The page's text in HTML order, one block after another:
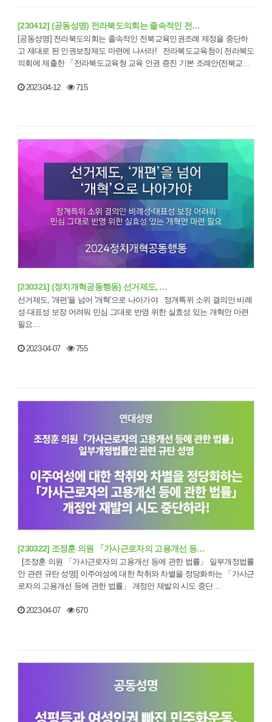
[230412] (공동성명) 전라북도의회는 졸속적인 전…
[공동성명] 전라북도의회는 졸속적인 전북교육인권조례 제정을 중단하
고 제대로 된 인권보장제도 마련에 나서라! 전라북도교육청이 전라북도
의회에 제출한 「전라북도교육청 교육 인권 증진 기본 조례안(전북교육
2023-04-12
715
[230321] (정치개혁공동행동) 선거제도, …
선거제도, '개편'을 넘어 '개혁'으로 나아가야 정개특위 소위 결의안 비례
성·대표성 보장 어려워 민심 그대로 반영 위한 실효성 있는 개혁안 마련
필요…
2023-04-07 755
[230322] 조정훈 의원 「가사근로자의 고용개선 등…
안 관련 규탄 성명] 이주여성에 대한 착취와 차별을 정당화하는 「가사근
로자의 고용개선 등에 관한 법률」 개정안 재발의 시도 중단…
2023-04-07 670